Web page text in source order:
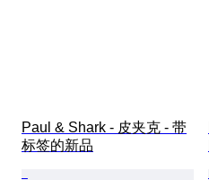
Paul & Shark - 皮夹克 - 带
标签的新品